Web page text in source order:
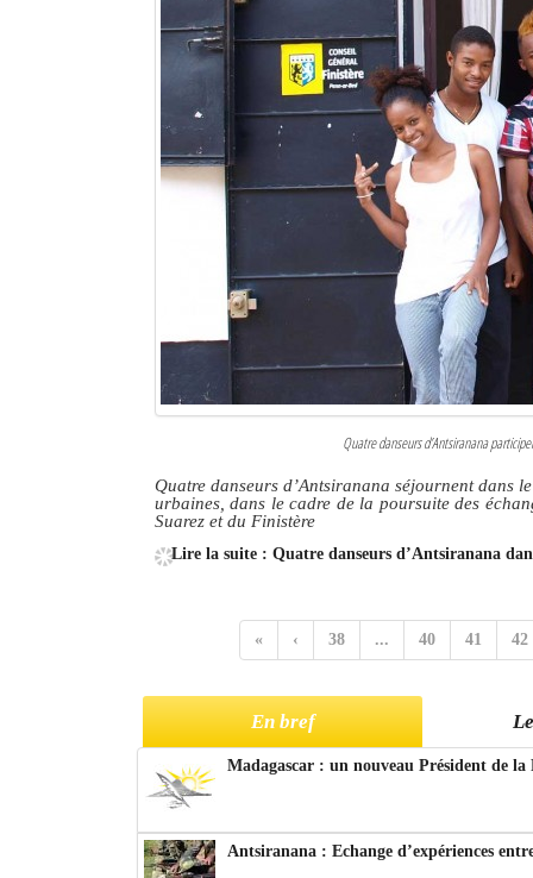
Quatre danseurs d’Antsiranana
Quatre danseurs d’Antsiranana séjournent dans
urbaines, dans le cadre de la poursuite des
Suarez et du Finistère
Lire la suite : Quatre danseurs d’Antsiranana
« ‹ 38 ... 40 41 42
En bref
Madagascar : un nouveau Président de
Antsiranana : Echange d’expériences